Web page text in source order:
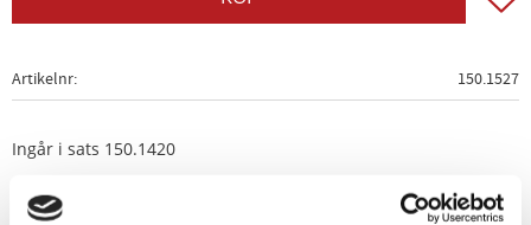
Artikelnr 150.1527
Ingår i sats 150.1420